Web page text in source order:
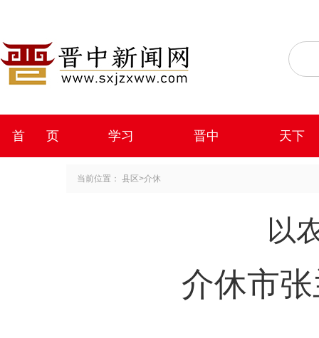
首 页 学习 晋中 天下
当前位置： 县区>介休
以
介休市